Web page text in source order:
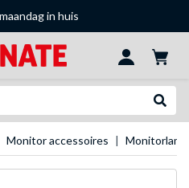
in huis
Monitor accessoires